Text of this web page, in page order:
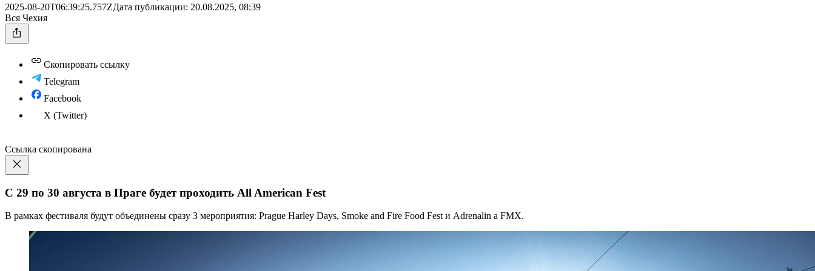
2025-08-20T06:39:25.757ZДата публикации: 20.08.2025, 08:39
Вся Чехия
Скопировать ссылку
Telegram
Facebook
X (Twitter)
Ссылка скопирована
С 29 по 30 августа в Праге будет проходить All American Fest
В рамках фестиваля будут объединены сразу 3 мероприятия: Prague Harley Days, Smoke and Fire Food Fest и Adrenalin a FMX.